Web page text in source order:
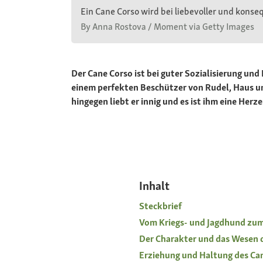
Ein Cane Corso wird bei liebevoller und
By Anna Rostova / Moment via Getty Images
Der Cane Corso ist bei guter Sozialisierung
einem perfekten Beschützer von Rudel, Haus
hingegen liebt er innig und es ist ihm eine
Inhalt
Steckbrief
Vom Kriegs- und Jagdhund
Der Charakter und das Wesen
Erziehung und Haltung des